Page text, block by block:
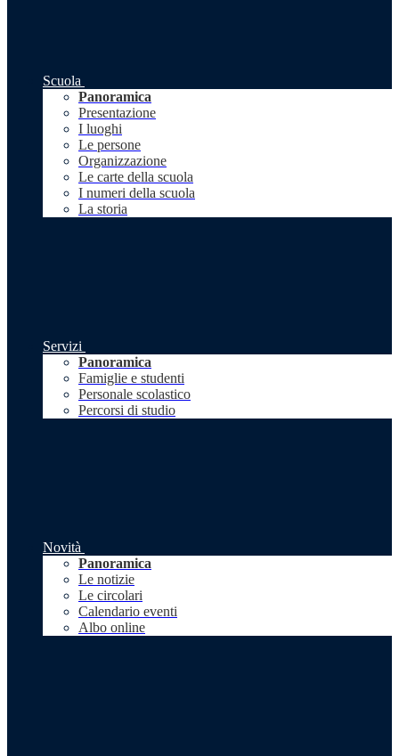
Scuola
Panoramica
Presentazione
I luoghi
Le persone
Organizzazione
Le carte della scuola
I numeri della scuola
La storia
Servizi
Panoramica
Famiglie e studenti
Personale scolastico
Percorsi di studio
Novità
Panoramica
Le notizie
Le circolari
Calendario eventi
Albo online